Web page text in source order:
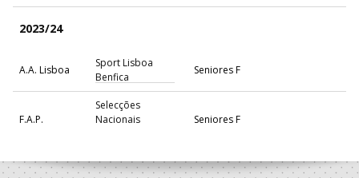
2023/24
A.A. Lisboa
Sport Lisboa
Benfica
Seniores F
F.A.P.
Selecções
Nacionais
Seniores F
2022/23